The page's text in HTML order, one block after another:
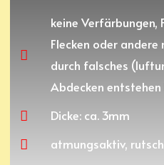
keine Verfärbungen,
Flecken oder andere
durch falsches
Abdecken entstehen
Dicke: ca. 3mm
atmungsaktiv,